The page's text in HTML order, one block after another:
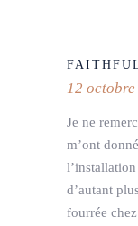
12
Je ne
m’ont
d’autant
fourrée